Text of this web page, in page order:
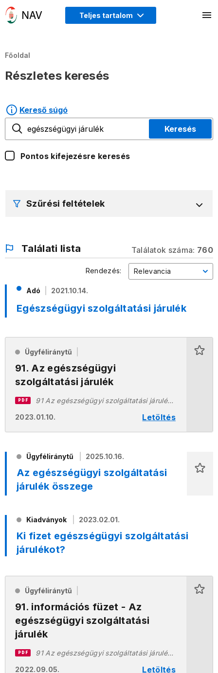
Teljes tartalom
Főoldal
Részletes keresés
Kereső súgó
Keresés
Pontos kifejezésre keresés
Találati lista Találatok száma: 760
Rendezés: Relevancia
Adó 2021.10.14.
Egészségügyi szolgáltatási járulék
Ügyféliránytű
91. Az egészségügyi
szolgáltatási járulék
2023.01.10. Letöltés
PDF 91 Az egészségügyi szolgáltatási járulék 20230110.pdf
Ügyféliránytű 2025.10.16.
Az egészségügyi szolgáltatási
járulék összege
Kiadványok 2023.02.01.
Ki fizet egészségügyi szolgáltatási
járulékot?
Ügyféliránytű
91. információs füzet - Az
egészségügyi szolgáltatási
járulék
2022.09.05. Letöltés
PDF 91 Az egészségügyi szolgáltatási járulék 20220905.pdf
Szűrési feltételek